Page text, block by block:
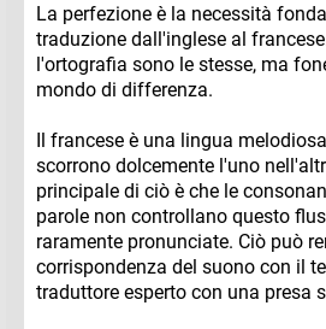
La perfezione è la necessità
traduzione dall'inglese al
l'ortografia sono le stesse, ma
mondo di differenza.
Il francese è una lingua
scorrono dolcemente l'uno
principale di ciò è che le
parole non controllano questo
raramente pronunciate. Ciò può
corrispondenza del suono con il
traduttore esperto con una presa